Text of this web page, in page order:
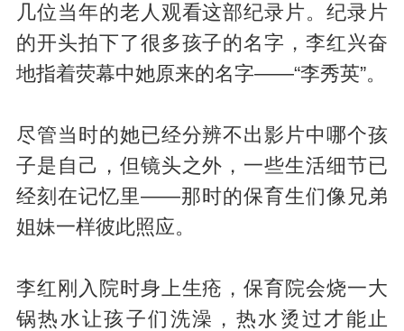
几位当年的老人观看这部纪录片。纪录片
的开头拍下了很多孩子的名字，李红兴奋
地指着荧幕中她原来的名字——“李秀英”。
尽管当时的她已经分辨不出影片中哪个孩
子是自己，但镜头之外，一些生活细节已
经刻在记忆里——那时的保育生们像兄弟
姐妹一样彼此照应。
李红刚入院时身上生疮，保育院会烧一大
锅热水让孩子们洗澡，热水烫过才能止